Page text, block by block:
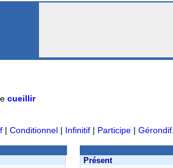
cueillir
| Conditionnel | Infinitif | Participe | Gérondif
Présent